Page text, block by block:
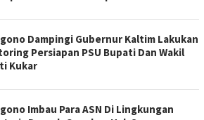
Dampingi Gubernur Kaltim Lakukan
Persiapan PSU Bupati Dan Wakil
Kukar
Imbau Para ASN Di Lingkungan